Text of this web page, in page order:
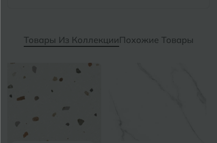
Товары Из КоллекцииПохожие Товары